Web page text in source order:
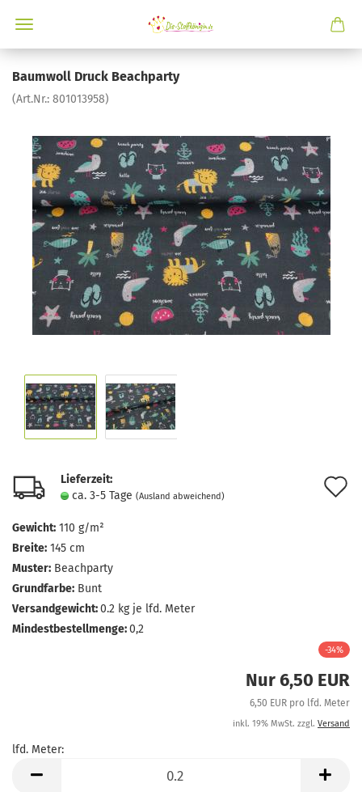
Baumwoll Druck Beachparty
(Art.Nr.: 801013958)
Lieferzeit:
ca. 3-5 Tage (Ausland abweichend)
Gewicht: 110 g/m²
Breite: 145 cm
Muster: Beachparty
Grundfarbe: Bunt
Versandgewicht:0.2 kg je lfd. Meter
Mindestbestellmenge:0,2
-34%
Nur 6,50 EUR
6,50 EUR pro lfd. Meter
inkl. 19% MwSt. zzgl. Versand
lfd. Meter:
Meter